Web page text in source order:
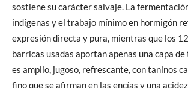
sostiene su carácter salvaje. La
indígenas y el trabajo mínimo en hormigón
expresión directa y pura, mientras que los
barricas usadas aportan apenas una capa
es amplio, jugoso, refrescante, con taninos
fino que se afirman en las encías y una